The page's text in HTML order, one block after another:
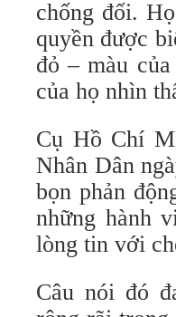
chống đối.
quyền được
đỏ – màu
của họ nhìn
Cụ Hồ Chí
Nhân Dân
bọn phản
những hành
lòng tin với
Câu nói đó